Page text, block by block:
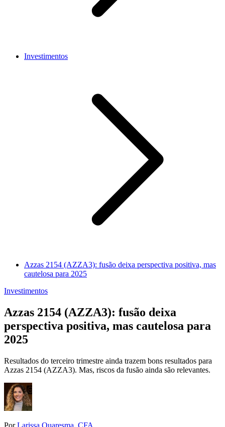
Investimentos
Azzas 2154 (AZZA3): fusão deixa perspectiva positiva, mas
cautelosa para 2025
Investimentos
Azzas 2154 (AZZA3): fusão deixa
perspectiva positiva, mas cautelosa para
2025
Resultados do terceiro trimestre ainda trazem bons resultados para
Azzas 2154 (AZZA3). Mas, riscos da fusão ainda são relevantes.